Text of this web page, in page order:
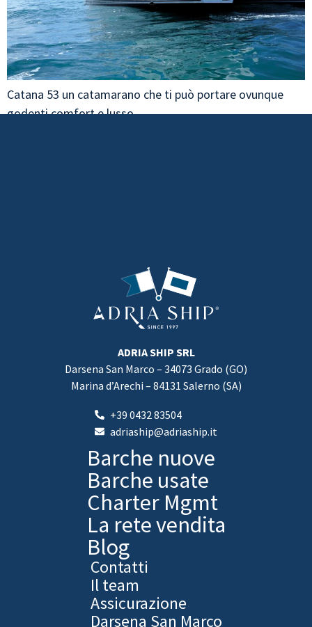
Catana 53 un catamarano che ti può portare ovunque
godenti comfort e lusso.
ADRIA SHIP SRL
Darsena San Marco – 34073 Grado (GO)
Marina d’Arechi – 84131 Salerno (SA)
+39 0432 83504
adriaship@adriaship.it
Barche nuove
Barche usate
Charter Mgmt
La rete vendita
Blog
Contatti
Il team
Assicurazione
Darsena San Marco